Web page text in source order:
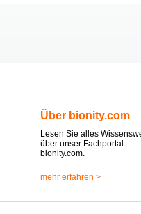
Über bionity.com
Lesen Sie alles
über unser Fachportal
bionity.com.
mehr erfahren >